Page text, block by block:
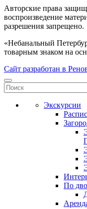
Авторские права
воспроизведение
разрешения запрещено.
«Небанальный
товарным знаком на
Сайт разработан в
Экскурсии
По